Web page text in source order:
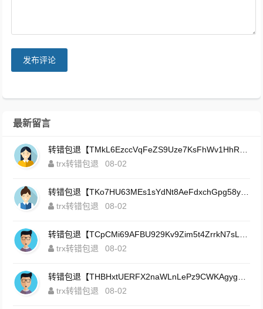
发布评论
最新留言
转错包退【TMkL6EzccVqFeZS9Uze7KsFhWv1HhRnnk2】客服TeleGram:【@TrxEm】
trx转错包退
08-02
转错包退【TKo7HU63MEs1sYdNt8AeFdxchGpg58y7pJ】客服TeleGram:【@TrxEm】
trx转错包退
08-02
转错包退【TCpCMi69AFBU929Kv9Zim5t4ZrrkN7sLmt】客服TeleGram:【@TrxEm】
trx转错包退
08-02
转错包退【THBHxtUERFX2naWLnLePz9CWKAgygggggv】客服TeleGram:【@TrxEm】
trx转错包退
08-02